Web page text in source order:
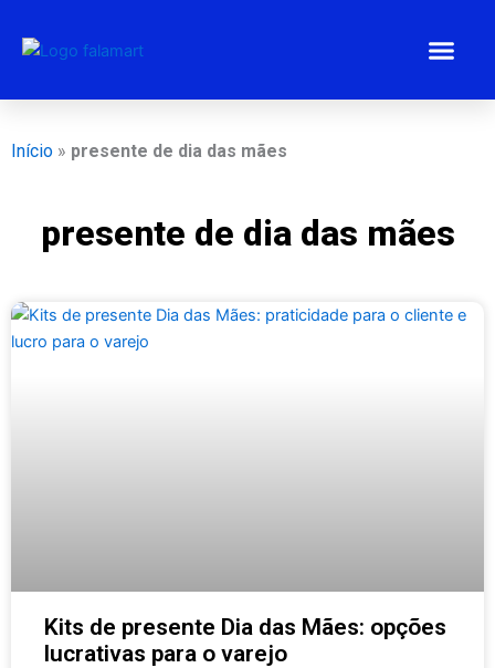
para
Início » presente de dia das mães
presente de dia das mães
Kits de presente Dia das Mães: opções
lucrativas para o varejo